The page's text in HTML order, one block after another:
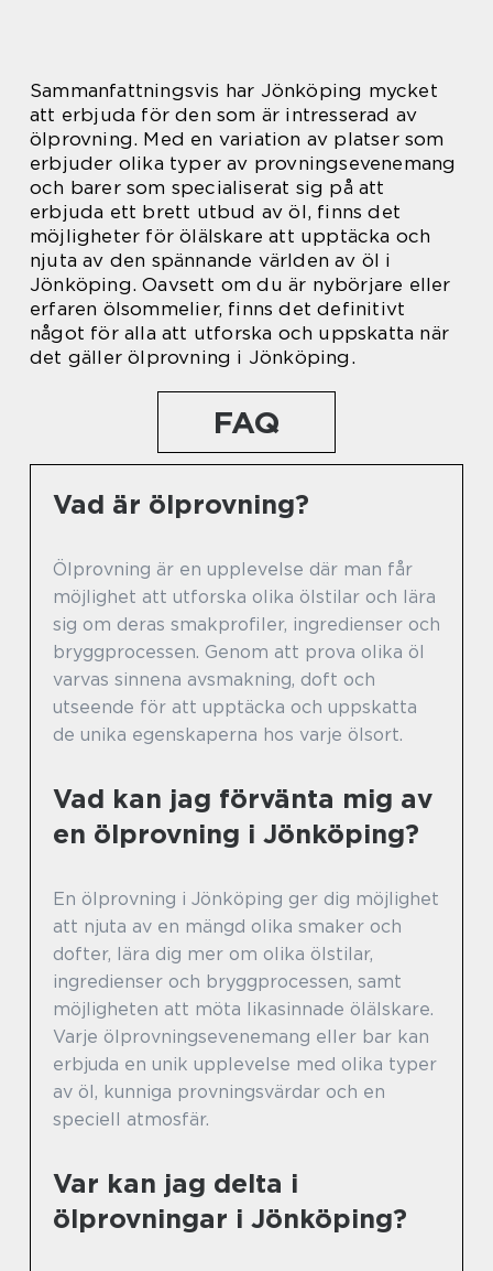
Sammanfattningsvis har Jönköping mycket
att erbjuda för den som är intresserad av
ölprovning. Med en variation av platser som
erbjuder olika typer av provningsevenemang
och barer som specialiserat sig på att
erbjuda ett brett utbud av öl, finns det
möjligheter för ölälskare att upptäcka och
njuta av den spännande världen av öl i
Jönköping. Oavsett om du är nybörjare eller
erfaren ölsommelier, finns det definitivt
något för alla att utforska och uppskatta när
det gäller ölprovning i Jönköping.
FAQ
Vad är ölprovning?
Ölprovning är en upplevelse där man får
möjlighet att utforska olika ölstilar och lära
sig om deras smakprofiler, ingredienser och
bryggprocessen. Genom att prova olika öl
varvas sinnena avsmakning, doft och
utseende för att upptäcka och uppskatta
de unika egenskaperna hos varje ölsort.
Vad kan jag förvänta mig av
en ölprovning i Jönköping?
En ölprovning i Jönköping ger dig möjlighet
att njuta av en mängd olika smaker och
dofter, lära dig mer om olika ölstilar,
ingredienser och bryggprocessen, samt
möjligheten att möta likasinnade ölälskare.
Varje ölprovningsevenemang eller bar kan
erbjuda en unik upplevelse med olika typer
av öl, kunniga provningsvärdar och en
speciell atmosfär.
Var kan jag delta i
ölprovningar i Jönköping?